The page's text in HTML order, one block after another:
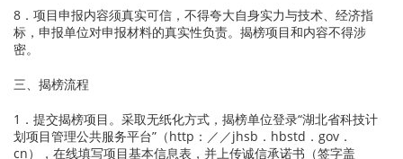
8．项目申报内容须真实可信，不得夸大自身实力与技术、经济指
标，申报单位对申报材料的真实性负责。揭榜项目和内容不得涉
密。
三、揭榜流程
1．提交揭榜项目。采取无纸化方式，揭榜单位登录“湖北省科技计
划项目管理公共服务平台”（http：／／jhsb．hbstd．gov．
cn），在线填写项目基本信息表，并上传诚信承诺书（签字盖